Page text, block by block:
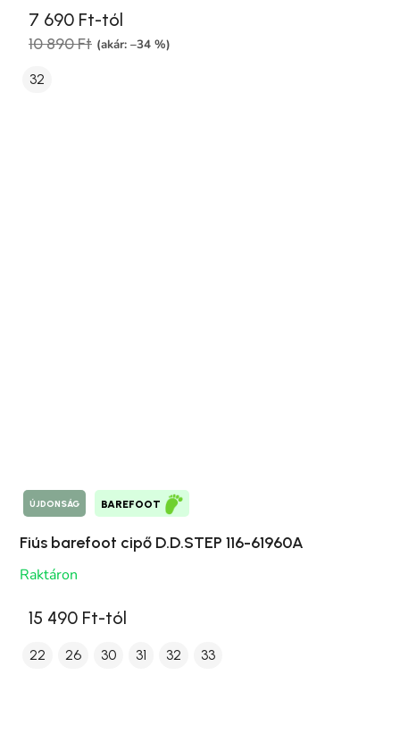
7 690 Ft-tól
10 890 Ft (akár: –34 %)
32
ÚJDONSÁG BAREFOOT
Fiús barefoot cipő D.D.STEP 116-61960A
Raktáron
15 490 Ft-tól
22 26 30 31 32 33